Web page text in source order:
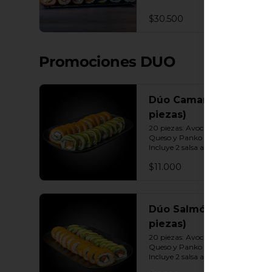
10 Envuelto Ciboulette -
Camarón, queso crema, cebollín.
Salmón, queso crema, cebollÍn
$30.500
Promociones DUO
Dúo Camarón (20
piezas)
20 piezas: Avocado Camarón
Queso y Panko Camarón Queso.
Incluye 2 salsa a elección.
$11.000
Dúo Salmón (20
piezas)
20 piezas: Avocado Salmón
Queso y Panko Salmón Queso.
Incluye 2 salsa a elección.